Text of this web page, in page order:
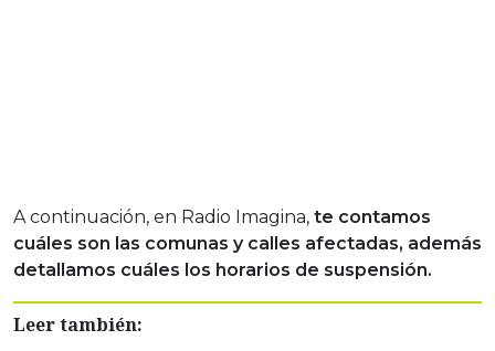
A continuación, en Radio Imagina, te contamos
cuáles son las comunas y calles afectadas, además
detallamos cuáles los horarios de suspensión.
Leer también: